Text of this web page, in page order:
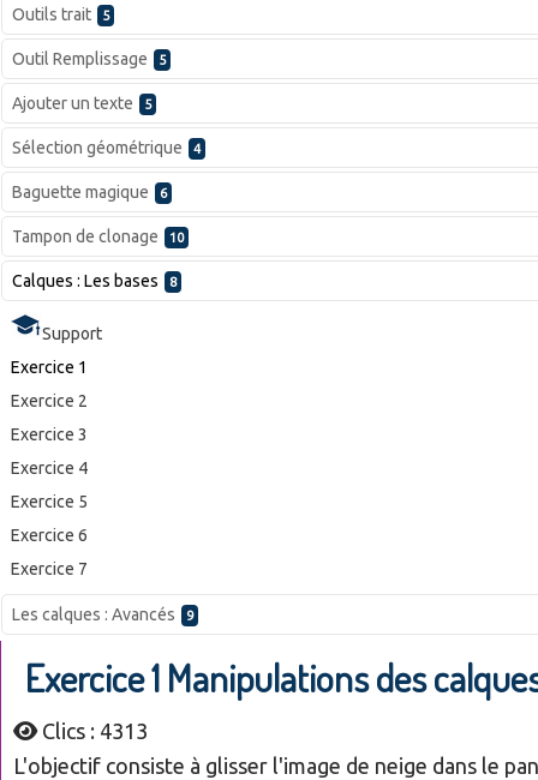
Outils trait 5
Outil Remplissage 5
Ajouter un texte 5
Sélection géométrique 4
Baguette magique 6
Tampon de clonage 10
Calques : Les bases 8
Support
Exercice 1
Exercice 2
Exercice 3
Exercice 4
Exercice 5
Exercice 6
Exercice 7
Les calques : Avancés 9
Exercice 1 Manipulations des
Clics : 4313
L'objectif consiste à glisser l'image de neige dans le